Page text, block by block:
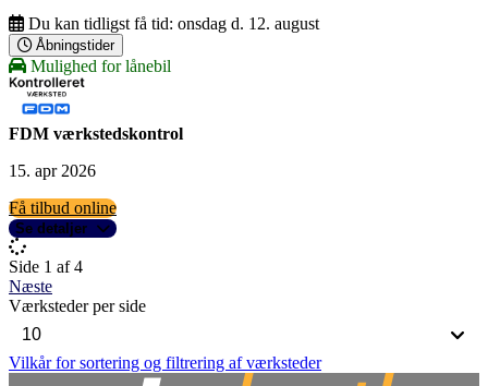
Du kan tidligst få tid: onsdag d. 12. august
Åbningstider
Mulighed for lånebil
FDM værkstedskontrol
15. apr 2026
Få tilbud online
Se detaljer
Side 1 af 4
Næste
Værksteder per side
Vilkår for sortering og filtrering af værksteder